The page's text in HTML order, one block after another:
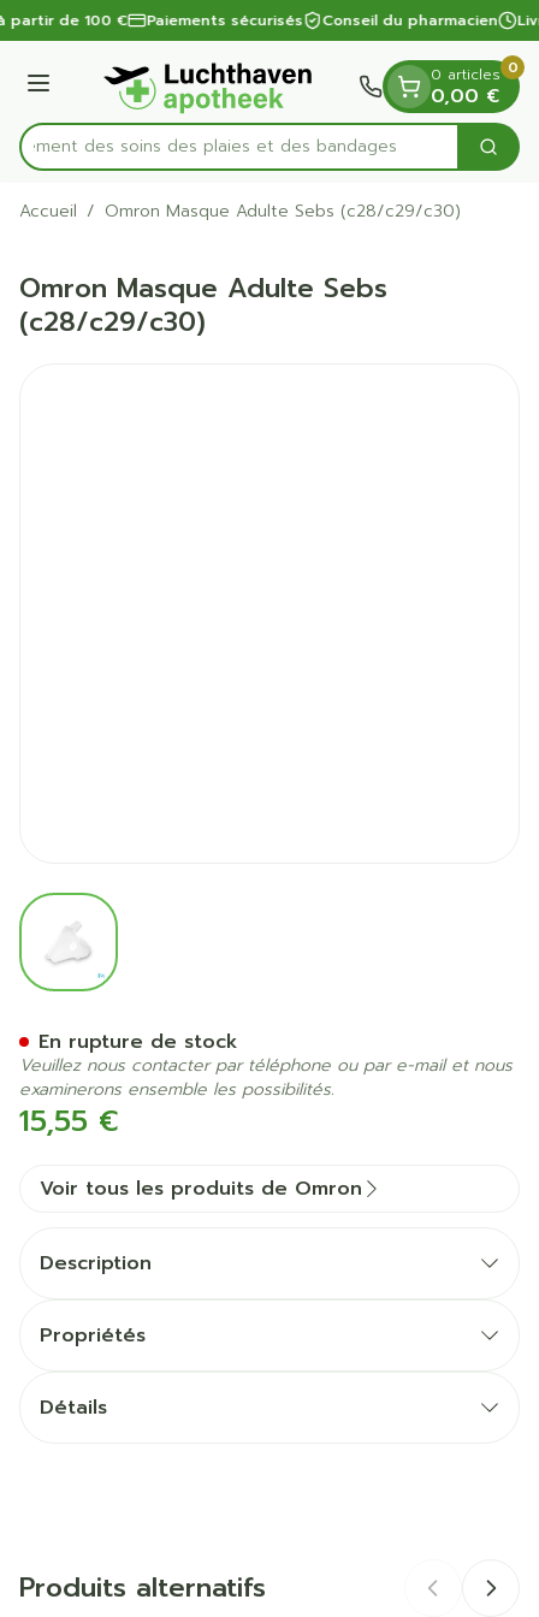
Aller au contenu
1 de 1
partir de 100 € Paiements sécurisés Conseil du pharmacien
Menu
Rechercherdes soins des plaies et des bandage
0 articles
0,00 €
0
Accueil / Omron Masque Adulte Sebs (c28/c29/c30)
Omron Masque Adulte Sebs
(c28/c29/c30)
View larger image
15,55 €
En rupture de stock
Veuillez nous contacter par téléphone ou par e-mail et nous
examinerons ensemble les possibilités.
Voir tous les produits de Omron
Description
Propriétés
CompAIR C803
Détails
Marques Omron
Produits alternatifs